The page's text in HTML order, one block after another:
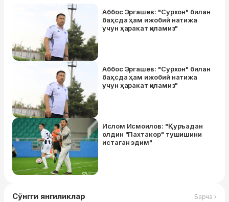
Аббос Эргашев: "Сурхон" билан
баҳсда ҳам ижобий натижа
учун ҳаракат қиламиз"
Аббос Эргашев: "Сурхон" билан
баҳсда ҳам ижобий натижа
учун ҳаракат қиламиз"
Ислом Исмоилов: "Қуръадан
олдин "Пахтакор" тушишини
истаган эдим"
Сўнгги янгиликлар Барча ›